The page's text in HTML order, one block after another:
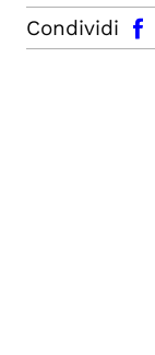
Condividi
facebook